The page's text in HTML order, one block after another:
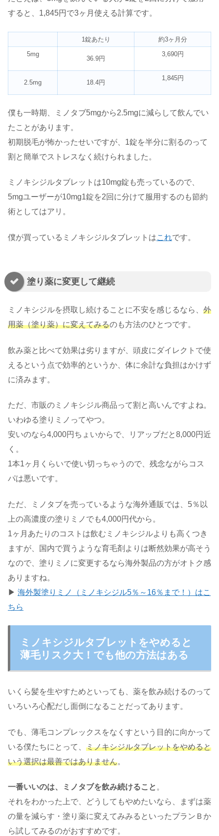
すると、1,845円で3ヶ月使える計算です。
1錠あたり
約3ヶ月分
5mg
36.9円
3,690円
2.5mg 18.4円
1,845円
僕も一時期、ミノタブ5mgから2.5mgに減らして飲んでい
たことがあります。
初期脱毛が怖かったせいですが、1錠を半分に割るのって
割と簡単でストレスなく続けられました。
ミノキシジルタブレットは10mg錠も売っているので、
5mgユーザーが10mg1錠を2回に分けて服用するのも節約
術としてはアリ。
僕が買っているミノキシジルタブレットはこれです。
塗り薬に変更して継続
ミノキシジルを摂取し続けることに不安を感じるなら、 外
用薬（塗り薬）に変えてみるのも方法のひとつです。
飲み薬と比べて効果は劣りますが、頭皮にダイレクトで使
えるという点で効率的というか、体に余計な負担はかけず
に済みます。
ただ、市販のミノキシジル商品って割と高いんですよね。
いわゆる塗りミノってやつ。
安いのなら4,000円ちょいからで、リアップだと8,000円近
く。
1本1ヶ月くらいで使い切っちゃうので、残念ながらコス
パは悪いです。
ただ、ミノタブを売っているような海外通販では、5％以
上の高濃度の塗りミノでも4,000円代から。
1ヶ月あたりのコストは飲むミノキシジルよりも高くつき
ますが、国内で買うような育毛剤よりは断然効果が高そう
なので、塗りミノに変更するなら海外製品の方がオトク感
ありますね。
▶ 海外製塗りミノ（ミノキシジル5％～16％まで！）はこ
ちら
ミノキシジルタブレットをやめると
薄毛リスク大！でも他の方法はある
いくら髪を生やすためといっても、薬を飲み続けるのって
いろいろ心配だし面倒になることだってあります。
でも、薄毛コンプレックスをなくすという目的に向かって
いる僕たちにとって、 ミノキシジルタブレットをやめると
いう選択は最善ではありません。
一番いいのは、ミノタブを飲み続けること 。
それをわかった上で、どうしてもやめたいなら、まずは薬
の量を減らす・塗り薬に変えてみみるといったプランＢか
ら試してみるのがおすすめです。